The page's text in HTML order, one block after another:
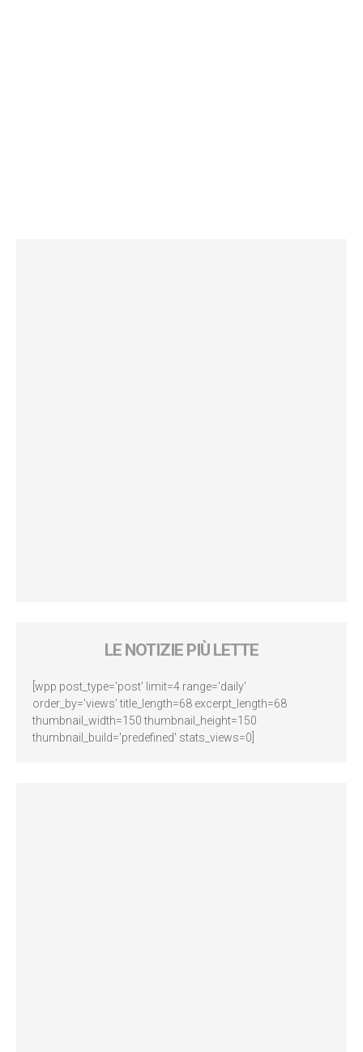
LE NOTIZIE PIÙ LETTE
[wpp post_type='post' limit=4 range='daily'
order_by='views' title_length=68 excerpt_length=68
thumbnail_width=150 thumbnail_height=150
thumbnail_build='predefined' stats_views=0]